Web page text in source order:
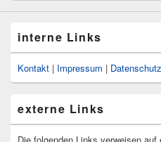
interne Links
Kontakt | Impressum |
externe Links